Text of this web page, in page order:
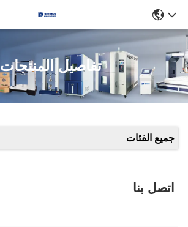
تفاصيل المنتجات
جميع الفئات
اتصل بنا